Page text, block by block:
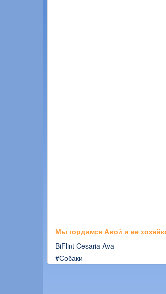
Мы гордимся Авой и ее
BiFlint Cesaria Ava
#Собаки